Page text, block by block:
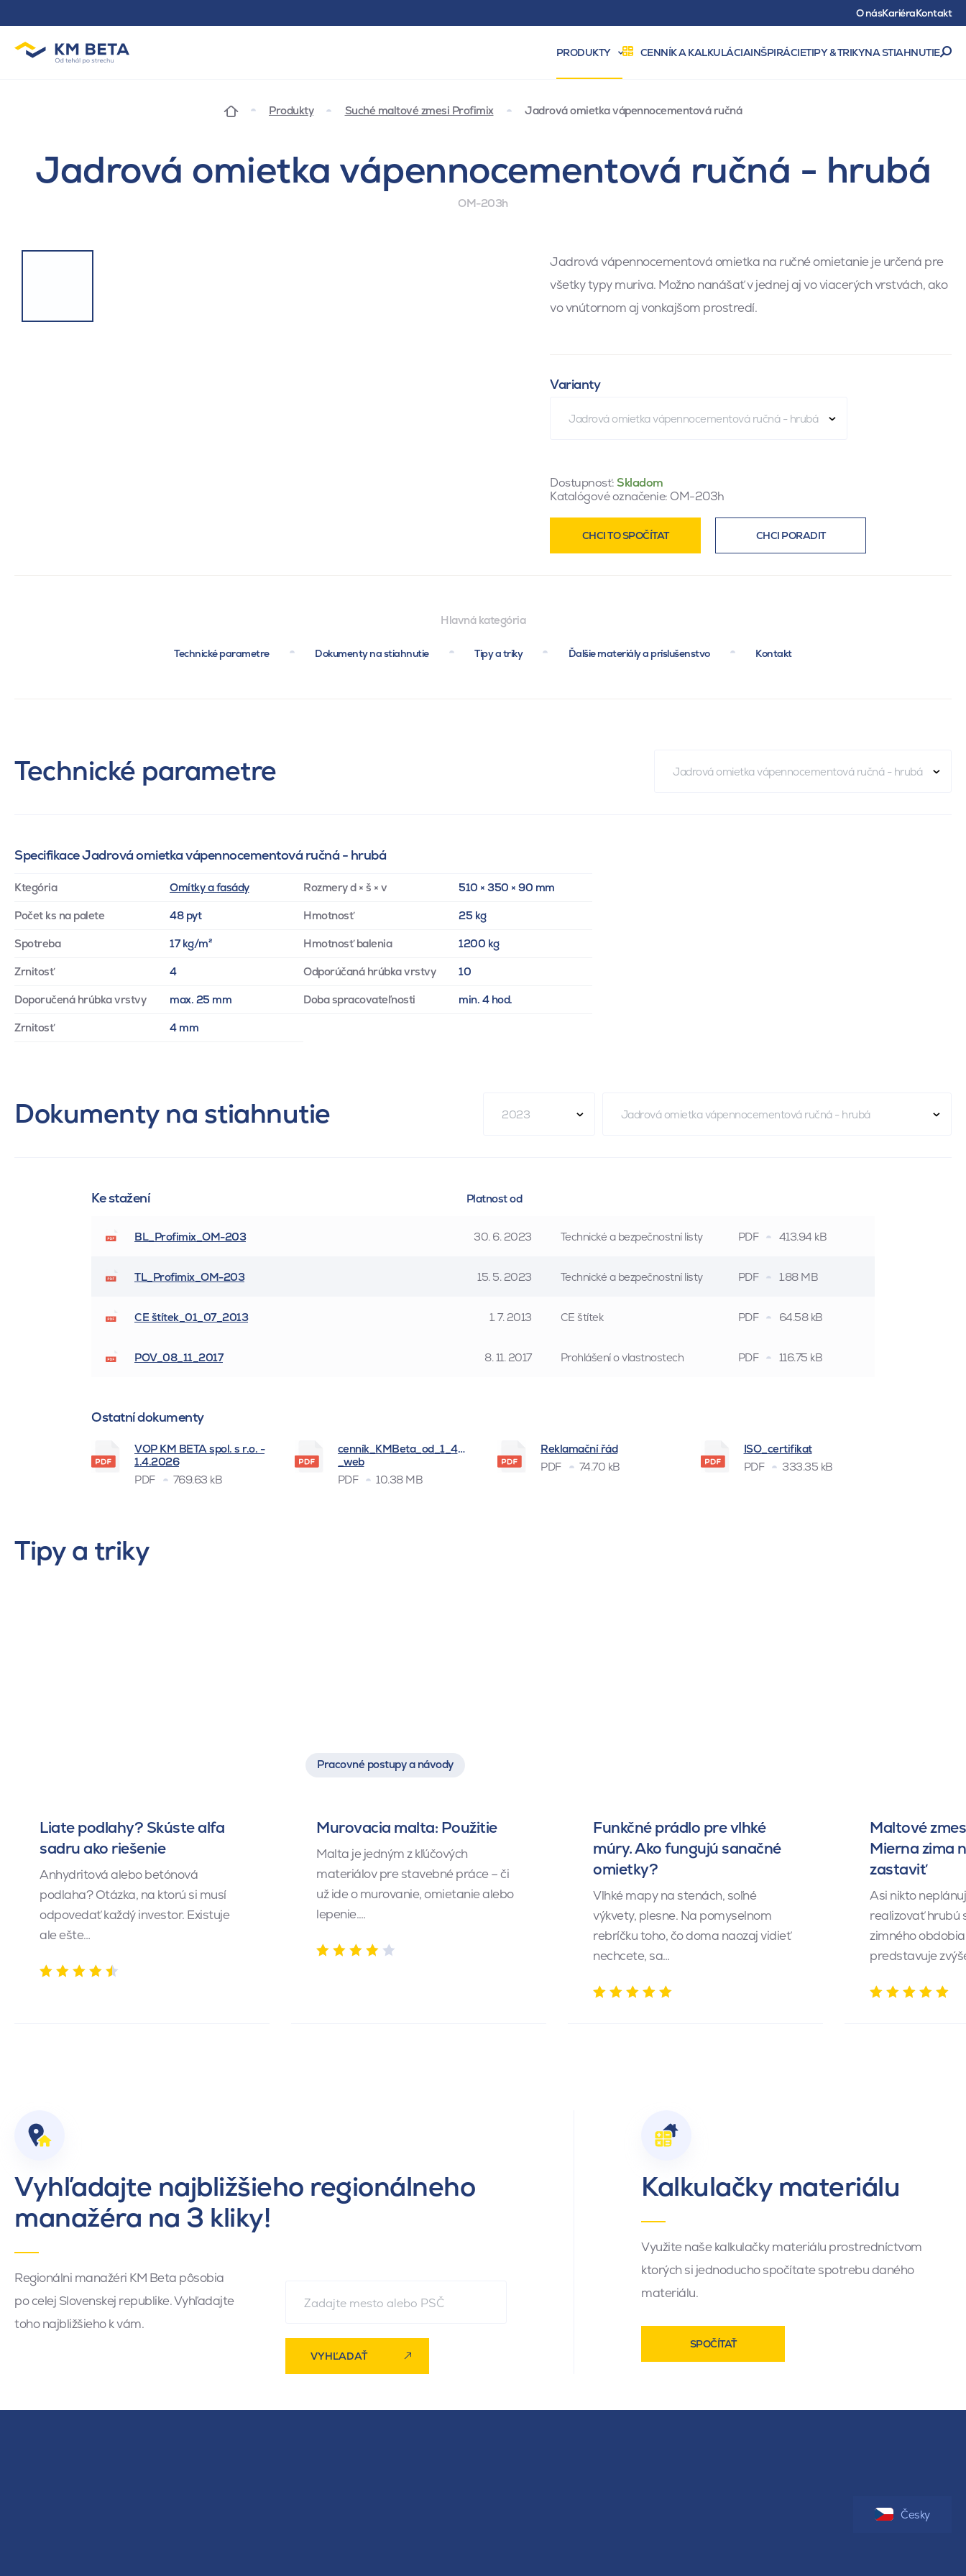
O násKariéraKontakt
PRODUKTY CENNÍK A KALKULÁCIAINŠPIRÁCIETIPY & TRIKYNA STIAHNUTIE
Produkty Suché maltové zmesi Profimix Jadrová omietka vápennocementová ručná
Jadrová omietka vápennocementová ručná - hrubá
OM-203h
Jadrová vápennocementová omietka na ručné omietanie je určená pre
všetky typy muriva. Možno nanášať v jednej aj vo viacerých vrstvách, ako
vo vnútornom aj vonkajšom prostredí.
Varianty
Jadrová omietka vápennocementová ručná - hrubá
Dostupnosť: Skladom
Katalógové označenie: OM-203h
CHCI TO SPOČÍTAT CHCI PORADIT
Hlavná kategória
Technické parametre Dokumenty na stiahnutie Tipy a triky Ďalšie materiály a príslušenstvo Kontakt
Technické parametre Jadrová omietka vápennocementová ručná - hrubá
Specifikace Jadrová omietka vápennocementová ručná - hrubá
Ktegória Omítky a fasády
Počet ks na palete 48 pyt
Spotreba 17 kg/m²
Zrnitosť 4
Doporučená hrúbka vrstvy max. 25 mm
Zrnitosť 4 mm
Rozmery d × š × v 510 × 350 × 90 mm
Hmotnosť 25 kg
Hmotnosť balenia 1200 kg
Odporúčaná hrúbka vrstvy 10
Doba spracovateľnosti min. 4 hod.
Dokumenty na stiahnutie 2023 Jadrová omietka vápennocementová ručná - hrubá
Ke stažení
BL_Profimix_OM-203
Platnost od
30. 6. 2023 Technické a bezpečnostní listy PDF 413.94 kB
TL_Profimix_OM-203 15. 5. 2023 Technické a bezpečnostní listy PDF 1.88 MB
CE štítek_01_07_2013 1. 7. 2013 CE štítek PDF 64.58 kB
POV_08_11_2017 8. 11. 2017 Prohlášení o vlastnostech PDF 116.75 kB
Ostatní dokumenty
VOP KM BETA spol. s r.o. -
1.4.2026
PDF
769.63 kB
cenník_KMBeta_od_1_4_2026
_web
PDF
10.38 MB
Reklamační řád
PDF
74.70 kB
ISO_certifikat
PDF
333.35 kB
Tipy a triky
Liate podlahy? Skúste alfa
sadru ako riešenie
Anhydritová alebo betónová
podlaha? Otázka, na ktorú si musí
odpovedať každý investor. Existuje
ale ešte…
Pracovné postupy a návody
Murovacia malta: Použitie
Malta je jedným z kľúčových
materiálov pre stavebné práce – či
už ide o murovanie, omietanie alebo
lepenie.…
Funkčné prádlo pre vlhké
múry. Ako fungujú sanačné
omietky?
Vlhké mapy na stenách, soľné
výkvety, plesne. Na pomyselnom
rebríčku toho, čo doma naozaj vidieť
nechcete, sa…
Maltové
Mierna zima
zastaviť
Asi nikto
realizovať hrubú
zimného
predstavuje
Vyhľadajte najbližšieho regionálneho
manažéra na 3 kliky!
Regionálni manažéri KM Beta pôsobia
po celej Slovenskej republike. Vyhľadajte
toho najbližšieho k vám.
VYHĽADAŤ
Kalkulačky materiálu
Využite naše kalkulačky materiálu prostredníctvom
ktorých si jednoducho spočítate spotrebu daného
materiálu.
SPOČÍTAŤ
Česky